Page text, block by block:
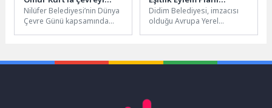
konuştu
Nilüfer Belediyesi’nin Dünya
Çevre Günü kapsamında
Ömür Kurt,...
Çalışmalarını
Sürdürüyor
Didim Belediyesi, imzacısı
olduğu Avrupa Yerel
Yerel...